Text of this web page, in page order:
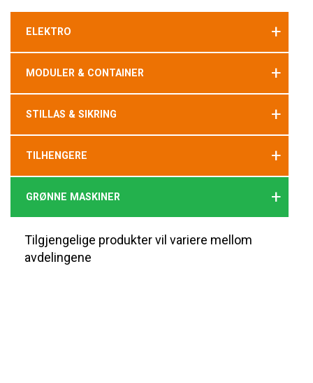
ELEKTRO +
MODULER & CONTAINER +
STILLAS & SIKRING +
TILHENGERE +
GRØNNE MASKINER +
Tilgjengelige produkter vil variere mellom
avdelingene